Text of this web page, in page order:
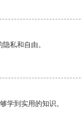
私和自由。
学到实用的知识。